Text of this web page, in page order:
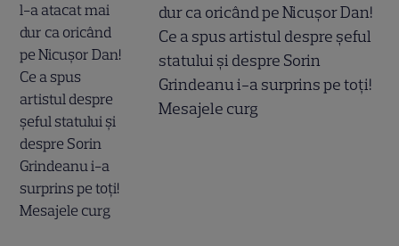
dur ca oricând pe Nicușor Dan!
Ce a spus artistul despre șeful
statului și despre Sorin
Grindeanu i-a surprins pe toți!
Mesajele curg